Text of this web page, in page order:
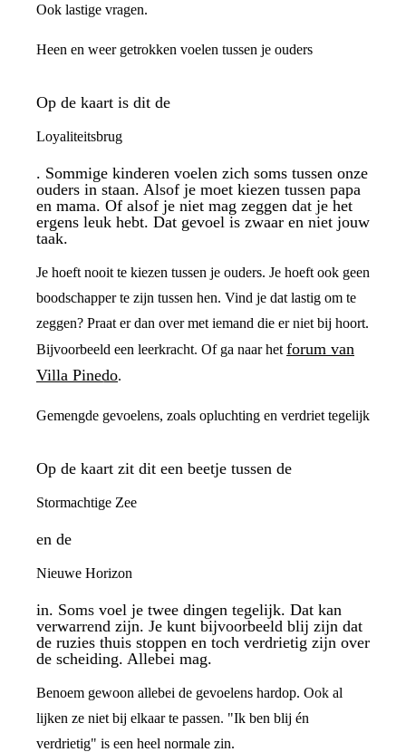
Ook lastige vragen.
Heen en weer getrokken voelen tussen je ouders
Op de kaart is dit de
Loyaliteitsbrug
. Sommige kinderen voelen zich soms tussen onze
ouders in staan. Alsof je moet kiezen tussen papa
en mama. Of alsof je niet mag zeggen dat je het
ergens leuk hebt. Dat gevoel is zwaar en niet jouw
taak.
Je hoeft nooit te kiezen tussen je ouders. Je hoeft ook geen
boodschapper te zijn tussen hen. Vind je dat lastig om te
zeggen? Praat er dan over met iemand die er niet bij hoort.
Bijvoorbeeld een leerkracht. Of ga naar het forum van
Villa Pinedo.
Gemengde gevoelens, zoals opluchting en verdriet tegelijk
Op de kaart zit dit een beetje tussen de
Stormachtige Zee
en de
Nieuwe Horizon
in. Soms voel je twee dingen tegelijk. Dat kan
verwarrend zijn. Je kunt bijvoorbeeld blij zijn dat
de ruzies thuis stoppen en toch verdrietig zijn over
de scheiding. Allebei mag.
Benoem gewoon allebei de gevoelens hardop. Ook al
lijken ze niet bij elkaar te passen. "Ik ben blij én
verdrietig" is een heel normale zin.